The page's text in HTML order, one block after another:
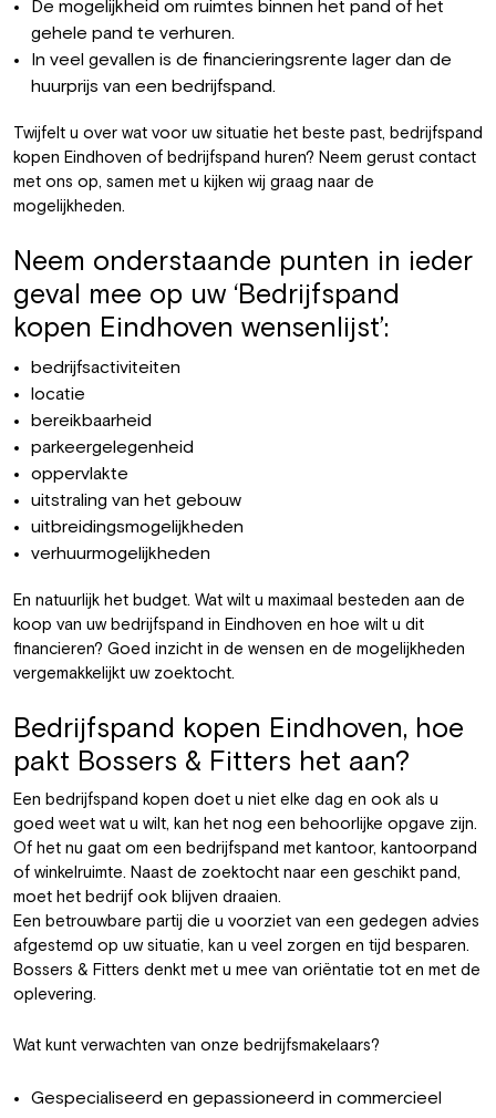
De mogelijkheid om ruimtes binnen het pand of het
gehele pand te verhuren.
In veel gevallen is de financieringsrente lager dan de
huurprijs van een bedrijfspand.
Twijfelt u over wat voor uw situatie het beste past, bedrijfspand
kopen Eindhoven of bedrijfspand huren? Neem gerust contact
met ons op, samen met u kijken wij graag naar de
mogelijkheden.
Neem onderstaande punten in ieder
geval mee op uw ‘Bedrijfspand
kopen Eindhoven wensenlijst’:
bedrijfsactiviteiten
locatie
bereikbaarheid
parkeergelegenheid
oppervlakte
uitstraling van het gebouw
uitbreidingsmogelijkheden
verhuurmogelijkheden
En natuurlijk het budget. Wat wilt u maximaal besteden aan de
koop van uw bedrijfspand in Eindhoven en hoe wilt u dit
financieren? Goed inzicht in de wensen en de mogelijkheden
vergemakkelijkt uw zoektocht.
Bedrijfspand kopen Eindhoven, hoe
pakt Bossers & Fitters het aan?
Een bedrijfspand kopen doet u niet elke dag en ook als u
goed weet wat u wilt, kan het nog een behoorlijke opgave zijn.
Of het nu gaat om een bedrijfspand met kantoor, kantoorpand
of winkelruimte. Naast de zoektocht naar een geschikt pand,
moet het bedrijf ook blijven draaien.
Een betrouwbare partij die u voorziet van een gedegen advies
afgestemd op uw situatie, kan u veel zorgen en tijd besparen.
Bossers & Fitters denkt met u mee van oriëntatie tot en met de
oplevering.
Wat kunt verwachten van onze bedrijfsmakelaars?
Gespecialiseerd en gepassioneerd in commercieel